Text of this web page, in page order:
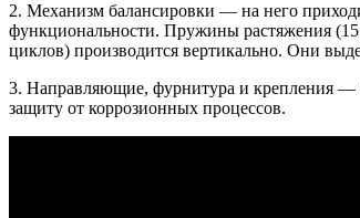
2. Механизм балансировки — на него
функциональности. Пружины растяжения
циклов) производится вертикально. Они
3. Направляющие, фурнитура и крепления —
защиту от коррозионных процессов.